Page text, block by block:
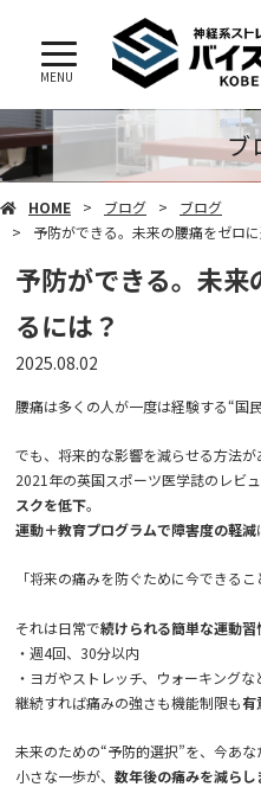
MENU
ブ
HOME ブログ
ブログ
予防ができる。未来の腰痛をゼロ
予防ができる。未
るには？
2025.08.02
腰痛は多くの人が一度は経験する“国民
でも、将来的な影響を減らせる方法が
2021年の英国スポーツ医学誌のレビュ
スクを低下。
運動＋教育プログラムで障害度の軽減
「将来の痛みを防ぐために今できるこ
それは日常で続けられる簡単な運動習
・週4回、30分以内
・ヨガやストレッチ、ウォーキング
継続すれば痛みの強さも機能制限も有
未来のための“予防的選択”を、今あな
小さな一歩が、 数年後の痛みを減らし